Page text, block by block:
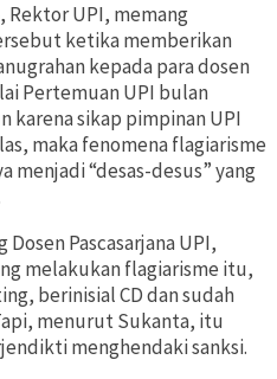
Rektor UPI, memang
ketika memberikan
kepada para dosen
Pertemuan UPI bulan
karena sikap pimpinan UPI
maka fenomena flagiarisme
menjadi “desas-desus” yang
Dosen Pascasarjana UPI,
melakukan flagiarisme itu,
berinisial CD dan sudah
menurut Sukanta, itu
menghendaki sanksi.